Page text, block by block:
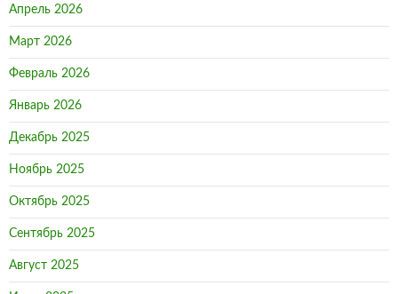
Апрель 2026
Март 2026
Февраль 2026
Январь 2026
Декабрь 2025
Ноябрь 2025
Октябрь 2025
Сентябрь 2025
Август 2025